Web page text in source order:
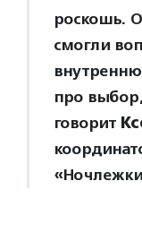
роскошь.
смогли
про
говорит